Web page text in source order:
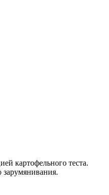
картофельного теста.